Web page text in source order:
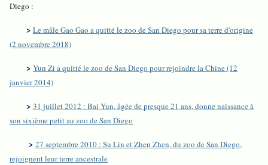
Diego :
> Le mâle Gao Gao a quitté le zoo de San Diego pour sa terre d'origine
(2 novembre 2018)
> Yun Zi a quitté le zoo de San Diego pour rejoindre la Chine (12
janvier 2014)
> 31 juillet 2012 : Bai Yun, âgée de presque 21 ans, donne naissance à
son sixième petit au zoo de San Diego
> 27 septembre 2010 : Su Lin et Zhen Zhen, du zoo de San Diego,
rejoignent leur terre ancestrale